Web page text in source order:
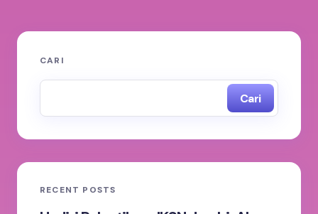
Alamat email Anda tidak akan dipublikasikan.
Your Comment *
CARI
Cari
RECENT POSTS